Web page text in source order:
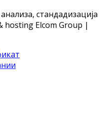
стандадизација
hosting Elcom Group |